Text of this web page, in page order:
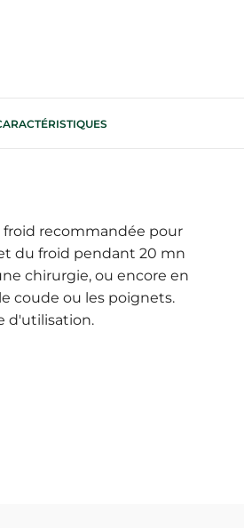
froid recommandée pour
du froid pendant 20 mn
chirurgie, ou encore en
coude ou les poignets.
d'utilisation.